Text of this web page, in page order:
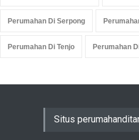
Perumahan Di Serpong
Perumahan Di Tenjo Perumahan
Situs